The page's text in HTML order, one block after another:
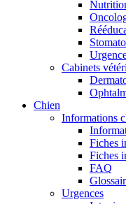
Cabinets
Chien
Informations
Fiches
Fiches
FAQ
Urgences